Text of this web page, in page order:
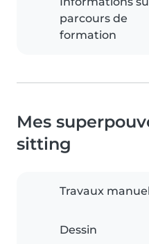
parcours de
formation
Mes
sitting
Travaux
Dessin